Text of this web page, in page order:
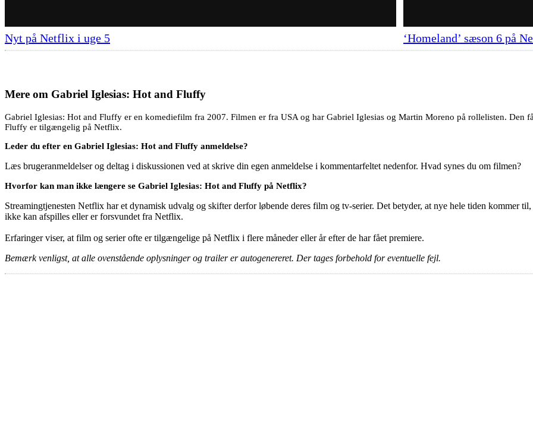
Nyt på Netflix i uge 5 ‘Homeland’ sæson 6 på
Mere om Gabriel Iglesias: Hot and Fluffy
Gabriel Iglesias: Hot and Fluffy er en komediefilm fra 2007. Filmen er fra USA og har Gabriel Iglesias og Martin Moreno på rollelisten. Den
Fluffy er tilgængelig på Netflix.
Leder du efter en Gabriel Iglesias: Hot and Fluffy anmeldelse?
Læs brugeranmeldelser og deltag i diskussionen ved at skrive din egen anmeldelse i kommentarfeltet nedenfor. Hvad synes du om filmen?
Hvorfor kan man ikke længere se Gabriel Iglesias: Hot and Fluffy på Netflix?
Streamingtjenesten Netflix har et dynamisk udvalg og skifter derfor løbende deres film og tv-serier. Det betyder, at nye hele tiden kommer
ikke kan afspilles eller er forsvundet fra Netflix.
Erfaringer viser, at film og serier ofte er tilgængelige på Netflix i flere måneder eller år efter de har fået premiere.
Bemærk venligst, at alle ovenstående oplysninger og trailer er autogenereret. Der tages forbehold for eventuelle fejl.